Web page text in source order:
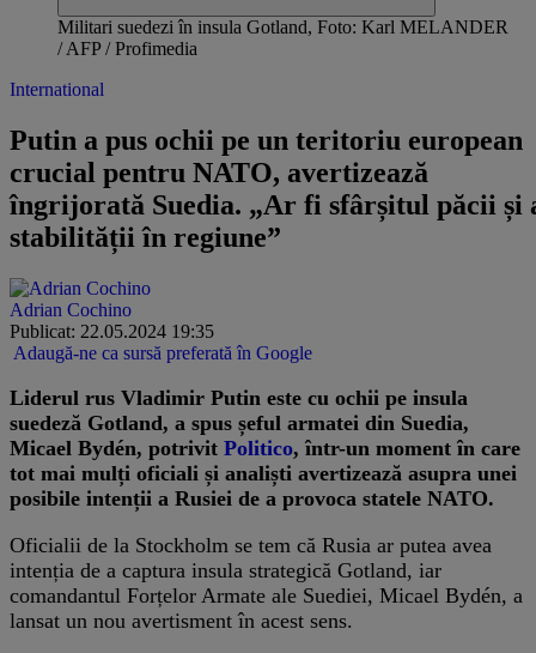
Militari suedezi în insula Gotland, Foto: Karl MELANDER
/ AFP / Profimedia
International
Putin a pus ochii pe un teritoriu european
crucial pentru NATO, avertizează
îngrijorată Suedia. „Ar fi sfârșitul păcii și
stabilității în regiune”
Adrian Cochino
Publicat: 22.05.2024 19:35
Adaugă-ne ca sursă preferată în Google
Liderul rus Vladimir Putin este cu ochii pe insula
suedeză Gotland, a spus șeful armatei din Suedia,
Micael Bydén, potrivit Politico, într-un moment în care
tot mai mulți oficiali și analiști avertizează asupra unei
posibile intenții a Rusiei de a provoca statele NATO.
Oficialii de la Stockholm se tem că Rusia ar putea avea
intenția de a captura insula strategică Gotland, iar
comandantul Forțelor Armate ale Suediei, Micael Bydén, a
lansat un nou avertisment în acest sens.